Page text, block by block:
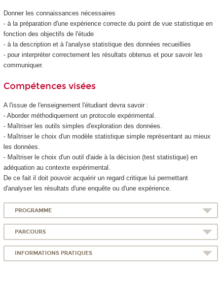
Donner les connaissances nécessaires
- à la préparation d'une expérience correcte du point de vue statistique en
fonction des objectifs de l'étude
- à la description et à l'analyse statistique des données recueillies
- pour interpréter correctement les résultats obtenus et pour savoir les
communiquer.
Compétences visées
A l'issue de l'enseignement l'étudiant devra savoir :
- Aborder méthodiquement un protocole expérimental.
- Maîtriser les outils simples d'exploration des données.
- Maîtriser le choix d'un modèle statistique simple représentant au mieux
les données.
- Maîtriser le choix d'un outil d'aide à la décision (test statistique) en
adéquation au contexte expérimental.
De ce fait il doit pouvoir acquérir un regard critique lui permettant
d'analyser les résultats d'une enquête ou d'une expérience.
PROGRAMME
PARCOURS
INFORMATIONS PRATIQUES